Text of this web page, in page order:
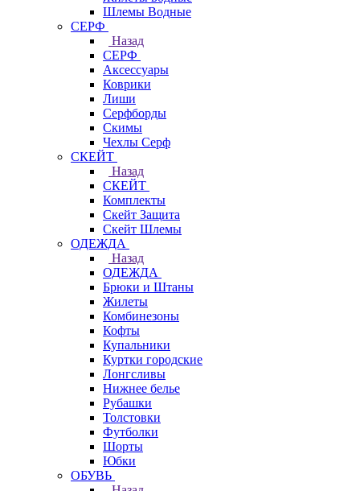
Шлемы Водные
СЕРФ
Назад
СЕРФ
Аксессуары
Коврики
Лиши
Серфборды
Скимы
Чехлы Cерф
СКЕЙТ
Назад
СКЕЙТ
Комплекты
Скейт Защита
Скейт Шлемы
ОДЕЖДА
Назад
ОДЕЖДА
Брюки и Штаны
Жилеты
Комбинезоны
Кофты
Купальники
Куртки городские
Лонгсливы
Нижнее белье
Рубашки
Толстовки
Футболки
Шорты
Юбки
ОБУВЬ